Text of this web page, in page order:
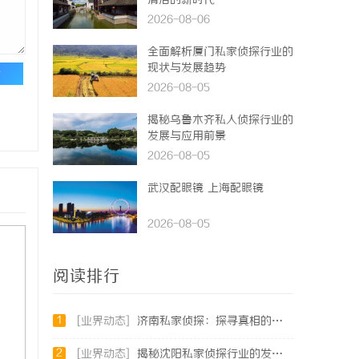
2026-08-06
全面解析厦门私家侦探行业的
现状与发展趋势
2026-08-05
揭秘乌鲁木齐私人侦探行业的
发展与应用前景
2026-08-05
武汉配眼镜 上海配眼镜
2026-08-05
阅读排行
1 [业界动态] 济南私家侦探：探寻真相的隐秘守护者
2 [业界动态] 揭秘沈阳私家侦探行业的发展与应用：专业侦探服务的全方位解析